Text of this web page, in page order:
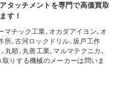
タッチメントを専門で高価買取
す！
マチック工業､オカダアイヨン､オ
所､古河ロックドリル､坂戸工作
丸順､丸善工業､マルマテクニカ､
りする機械のメーカーは問いま